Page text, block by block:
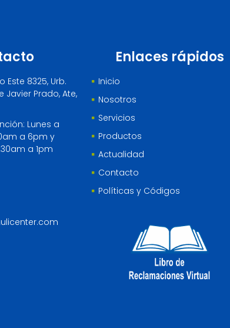
Este 8325, Urb.
Javier Prado, Ate,
Lunes a
a 6pm y
a 1pm
Enlaces rápidos
Inicio
Nosotros
Servicios
Productos
Actualidad
Contacto
Políticas y Códigos